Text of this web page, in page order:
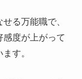
る万能職で、
度が上がって
す。